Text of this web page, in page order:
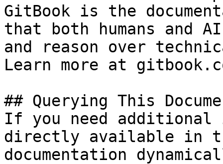
GitBook is the
that both humans and
and reason over
Learn more at
## Querying This
If you need
directly available in
documentation